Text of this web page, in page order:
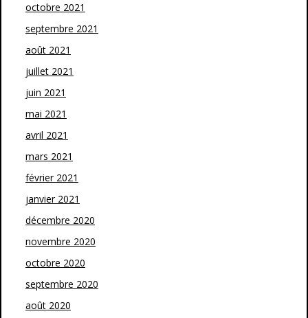
octobre 2021
septembre 2021
août 2021
juillet 2021
juin 2021
mai 2021
avril 2021
mars 2021
février 2021
janvier 2021
décembre 2020
novembre 2020
octobre 2020
septembre 2020
août 2020